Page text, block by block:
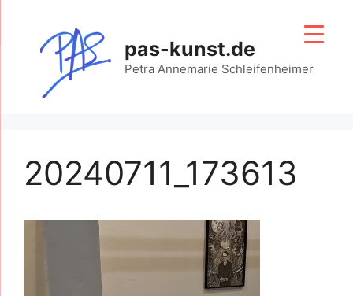
springen
pas-kunst.de
Petra Annemarie Schleifenheimer
20240711_173613